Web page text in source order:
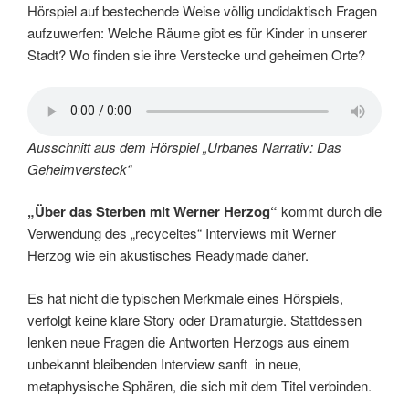
Hörspiel auf bestechende Weise völlig undidaktisch Fragen
aufzuwerfen: Welche Räume gibt es für Kinder in unserer
Stadt? Wo finden sie ihre Verstecke und geheimen Orte?
Ausschnitt aus dem Hörspiel „Urbanes Narrativ: Das
Geheimversteck“
„Über das Sterben mit Werner Herzog“ kommt durch die
Verwendung des „recyceltes“ Interviews mit Werner
Herzog wie ein akustisches Readymade daher.
Es hat nicht die typischen Merkmale eines Hörspiels,
verfolgt keine klare Story oder Dramaturgie. Stattdessen
lenken neue Fragen die Antworten Herzogs aus einem
unbekannt bleibenden Interview sanft in neue,
metaphysische Sphären, die sich mit dem Titel verbinden.